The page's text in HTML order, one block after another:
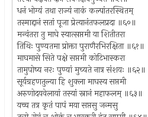
धनं भोग्यं तथा राज्यं नाकं कल्पांतरस्थितम्
तस्माद्दानं सतां पूजा प्रेत्यानंतफलप्रदा ॥६०॥
मन्वंतरा तु माघे स्यात्सप्तमी या शितीतरा
तिथिः पुण्यतमा प्रोक्ता पुराणैरभिरक्षिता ॥६१॥
माघमासे सिते पक्षे सप्तमी कोटिभास्करा
तामुपोष्य नरः पुण्यां मुच्यते नात्र संशयः ॥६२॥
सूर्यग्रहणतुल्या हि शुक्ला माघस्य सप्तमी
अरुणोदयवेलायां तस्यां स्नानं महाफलम् ॥६३॥
यच्च तत्र कृतं पापं मया सप्तसु जन्मसु